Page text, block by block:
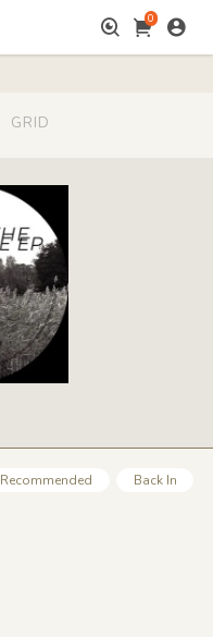
0
GRID
Recommended Back In